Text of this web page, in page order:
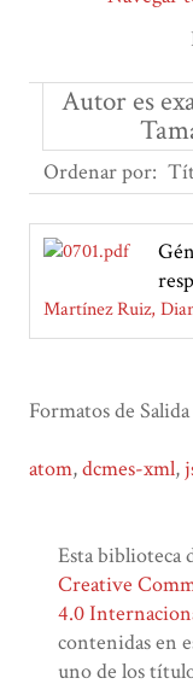
Autor es
Ordenar por:
Martínez Ruiz,
Formatos de Salida
atom,dcmes-xml,
Esta biblioteca
Creative
4.0
contenidas en
uno de los